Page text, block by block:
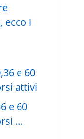
ecco i
e 60
…